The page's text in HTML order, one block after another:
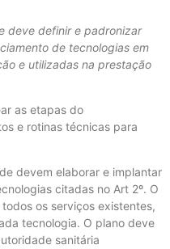
deve definir e padronizar
de tecnologias em
e utilizadas na prestação
as etapas do
e rotinas técnicas para
devem elaborar e implantar
citadas no Art 2º. O
os serviços existentes,
tecnologia. O plano deve
sanitária